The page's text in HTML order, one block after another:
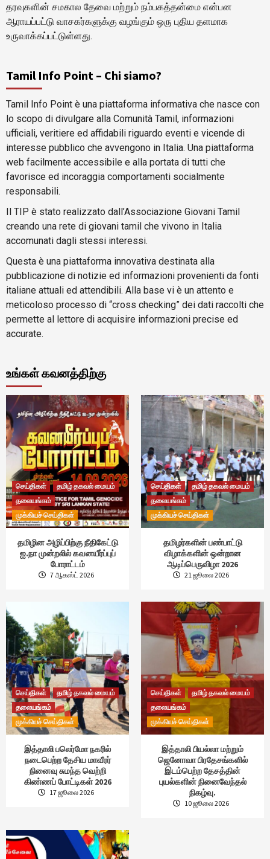
தரவுகளின் சமகால தேவை மற்றும் நம்பகத்தன்மை என்பன
ஆராயப்பட்டு வாசகர்களுக்கு வழங்கும் ஒரு புதிய தளமாக
உருவாக்கப்பட்டுள்ளது.
Tamil Info Point – Chi siamo?
Tamil Info Point è una piattaforma informativa che nasce con
lo scopo di divulgare alla Comunità Tamil, informazioni
ufficiali, veritiere ed affidabili riguardo eventi e vicende di
interesse pubblico che avvengono in Italia. Una piattaforma
web facilmente accessibile e alla portata di tutti che
favorisce ed incoraggia comportamenti socialmente
responsabili.
Il TIP è stato realizzato dall’Associazione Giovani Tamil
creando una rete di giovani tamil che vivono in Italia
accomunati dagli stessi interessi.
Questa è una piattaforma innovativa destinata alla
pubblicazione di notizie ed informazioni provenienti da fonti
italiane attuali ed attendibili. Alla base vi è un attento e
meticoloso processo di “cross checking” dei dati raccolti che
permette al lettore di acquisire informazioni precise ed
accurate.
உங்கள் கவனத்திற்கு
செய்திகள்
தமிழ் தகவல் மையம்
தலையங்கம்
முக்கியச் செய்திகள்
தமிழின அழிப்பிற்கு நீதிகேட்டு
ஐ.நா முன்றலில் கவனயீர்ப்புப்
போராட்டம்
7 ஆகஸ்ட் 2026
செய்திகள்
தமிழ் தகவல் மையம்
தலையங்கம்
முக்கியச் செய்திகள்
தமிழர்களின் பண்பாட்டு
விழாக்களின் ஒன்றான
ஆடிப்பெருவிழா 2026
21 ஜூலை 2026
செய்திகள்
தமிழ் தகவல் மையம்
தலையங்கம்
முக்கியச் செய்திகள்
இத்தாலி பலெர்மோ நகரில்
நடைபெற்ற தேசிய மாவீரர்
நினைவு சுமந்த வெற்றி
கிண்ணப் போட்டிகள் 2026
17 ஜூலை 2026
செய்திகள்
தமிழ் தகவல் மையம்
தலையங்கம்
முக்கியச் செய்திகள்
இத்தாலி பியல்லா மற்றும்
ஜெனோவா பிரதேசங்களில்
இடம்பெற்ற தேசத்தின்
புயல்களின் நினைவேந்தல்
நிகழ்வு.
10 ஜூலை 2026